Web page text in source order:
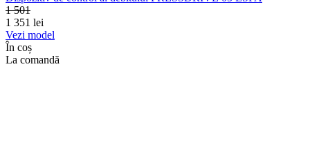
1 501
1 351 lei
Vezi model
În coș
La comandă